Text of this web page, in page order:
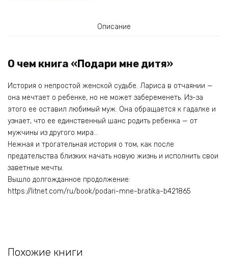
Описание
О чем книга «Подари мне дитя»
История о непростой женской судьбе. Лариса в отчаянии —
она мечтает о ребенке, но не может забеременеть. Из-за
этого ее оставил любимый муж. Она обращается к гадалке и
узнает, что ее единственный шанс родить ребенка — от
мужчины из другого мира…
Нежная и трогательная история о том, как после
предательства близких начать новую жизнь и исполнить свои
заветные мечты.
Вышло долгожданное продолжение:
https://litnet.com/ru/book/podari-mne-bratika-b421865
Похожие книги